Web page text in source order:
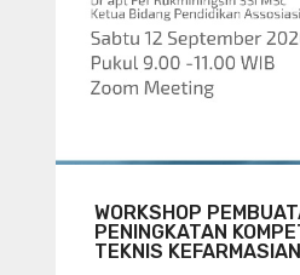
WORKSHOP
PENINGKATAN
TEKNIS KEFARMASIAN